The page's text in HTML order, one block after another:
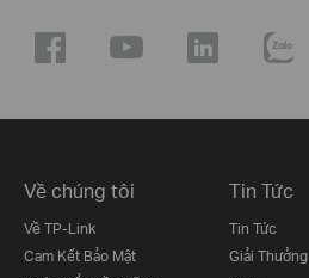
Về chúng tôi
Về TP-Link
Cam Kết Bảo Mật
Tin Tức
Tin Tức
Giải Thưởng